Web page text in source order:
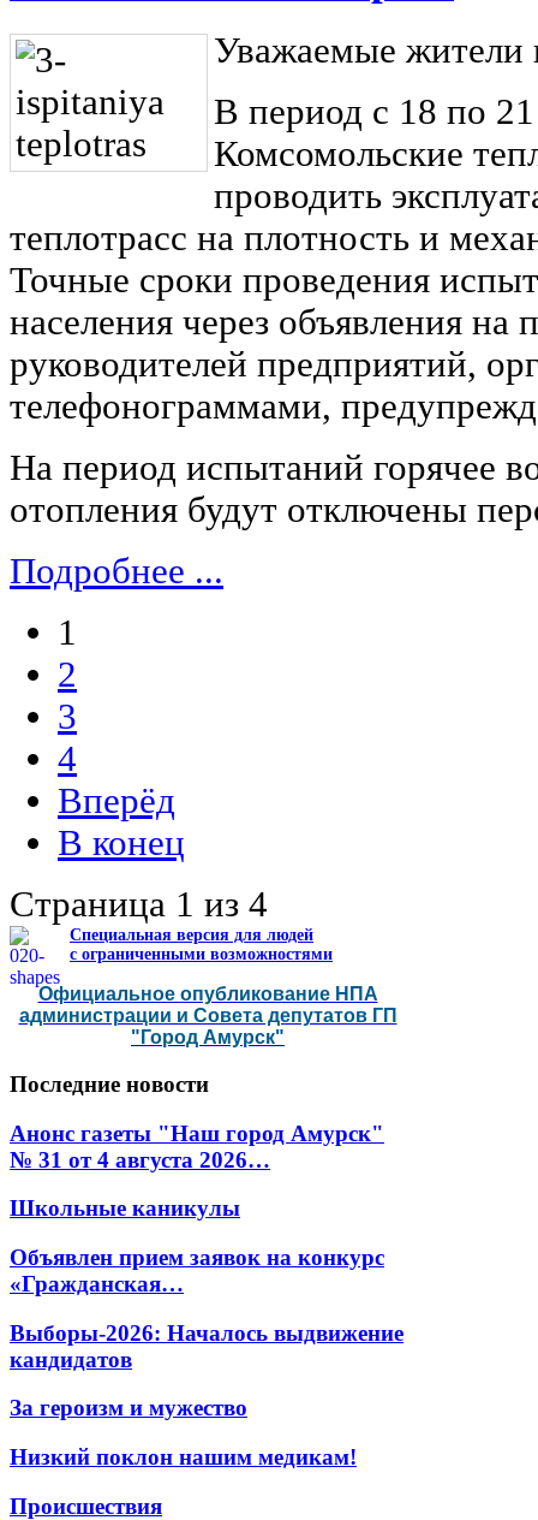
Уважаемые жители
В период с 18 по
Комсомольские
проводить
теплотрасс на плотность и
Точные сроки проведения
населения через объявления на
руководителей предприятий,
телефонограммами,
На период испытаний горячее
отопления будут отключены
Подробнее ...
1
2
3
4
Вперёд
В конец
Страница 1 из 4
Специальная версия для людей
с ограниченными возможностями
Официальное опубликование НПА
администрации и Совета депутатов ГП
"Город Амурск"
Последние новости
Анонс газеты "Наш город Амурск"
№ 31 от 4 августа 2026…
Школьные каникулы
Объявлен прием заявок на конкурс
«Гражданская…
Выборы-2026: Началось выдвижение
кандидатов
За героизм и мужество
Низкий поклон нашим медикам!
Происшествия